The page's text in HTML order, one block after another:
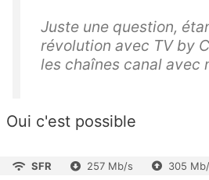
Juste une question,
révolution avec TV by
les chaînes canal avec
Oui c'est possible
SFR 257 Mb/s 305